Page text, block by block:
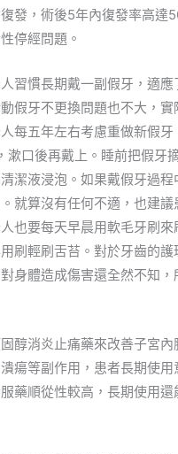
發，術後5年內復發率高達
停經問題。
習慣長期戴一副假牙，適
假牙不更換問題也不大，
每五年左右考慮重做新假
口後再戴上。睡前把假牙
潔液浸泡。如果戴假牙過
就算沒有任何不適，也建
也要每天早晨用軟毛牙刷
刷輕刷舌苔。對於牙齒的
身體造成傷害還全然不知
醇消炎止痛藥來改善子宮
瘍等副作用，患者長期使
藥順從性較高，長期使用